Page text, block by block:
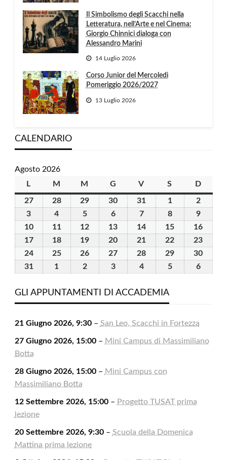
Il Simbolismo degli Scacchi nella
Letteratura, nell’Arte e nel Cinema:
Giorgio Chinnici dialoga con
Alessandro Marini
14 Luglio 2026
Corso Junior del Mercoledì
Pomeriggio 2026/2027
13 Luglio 2026
CALENDARIO
Agosto 2026
L
M martedì
M mercoledì
G giovedìV venerdì
S D
2727
Luglio
2026
2828
29 30 31 11
Agosto
2026
22
Agosto
2026
3
Agosto
2026
4
Agosto
2026
55
Agosto
2026
66
Agosto
2026
77
Agosto
2026
88
Agosto
2026
99
Agosto
2026
1010
Agosto
2026
1111
Agosto
2026
12
Agosto
13
Agosto
14
Agosto
15
Agosto
16
1717
Agosto
1818
Agosto
19
Agosto
20
Agosto
21
Agosto
22
Agosto
23
2424
Agosto
2525
Agosto
26
Agosto
27
Agosto
28
Agosto
29
Agosto
30
3131
2026
1
2026
22
2026
33
2026
44
2026
55
66
GLI APPUNTAMENTI DI ACCADEMIA
21 Giugno 2026, 9:30– San Leo, Scacchi in Fortezza
27 Giugno 2026, 15:00– Mini Campus di Massimiliano
Botta
28 Giugno 2026, 15:00– Mini Campus con
Massimiliano Botta
12 Settembre 2026, 15:00– Progetto TUSAT prima
lezione
20 Settembre 2026, 9:30– Scuola della Domenica
Mattina prima lezione